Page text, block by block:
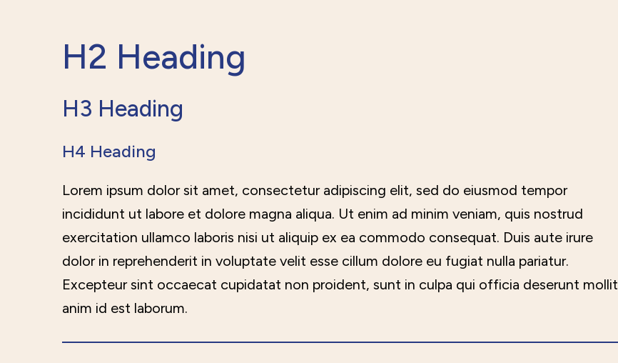
H2 Heading
H3 Heading
H4 Heading
Lorem ipsum dolor sit amet, consectetur adipiscing elit, sed do eiusmod tempor
incididunt ut labore et dolore magna aliqua. Ut enim ad minim veniam, quis nostrud
exercitation ullamco laboris nisi ut aliquip ex ea commodo consequat. Duis aute irure
dolor in reprehenderit in voluptate velit esse cillum dolore eu fugiat nulla pariatur.
Excepteur sint occaecat cupidatat non proident, sunt in culpa qui officia deserunt mollit
anim id est laborum.